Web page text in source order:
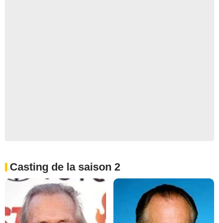
Casting de la saison 2